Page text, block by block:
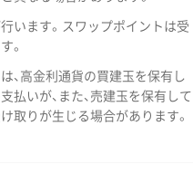
います。スワップポイントは受
。
、高金利通貨の買建玉を保有し
払いが、また、売建玉を保有して
取りが生じる場合があります。